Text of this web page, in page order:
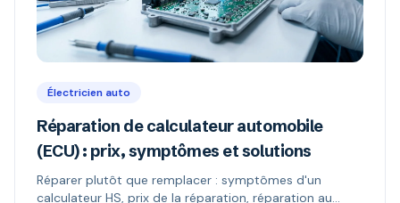
Électricien auto
Réparation de calculateur automobile
(ECU) : prix, symptômes et solutions
Réparer plutôt que remplacer : symptômes d'un
calculateur HS, prix de la réparation, réparation au